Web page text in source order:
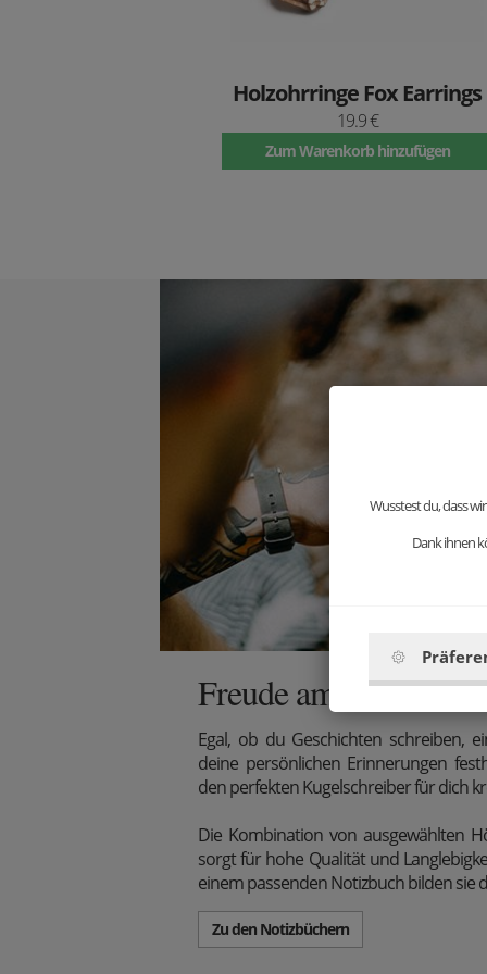
Holzohrringe Fox Earrings
19.9 €
Zum Warenkorb hinzufügen
Freude am Schreiben
Egal, ob du Geschichten schreiben,
deine persönlichen Erinnerungen
den perfekten Kugelschreiber für dich
Die Kombination von ausgewählten
sorgt für hohe Qualität und
einem passenden Notizbuch bilden sie
Zu den Notizbüchern
Wusstest du, dass
Dank ihnen